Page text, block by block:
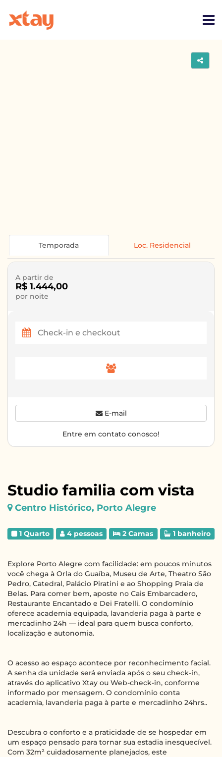
Studio familia com vista
Centro Histórico, Porto Alegre
1 Quarto 4 pessoas 2 Camas 1 banheiro
Explore Porto Alegre com facilidade: em poucos minutos
você chega à Orla do Guaíba, Museu de Arte, Theatro São
Pedro, Catedral, Palácio Piratini e ao Shopping Praia de
Belas. Para comer bem, aposte no Cais Embarcadero,
Restaurante Encantado e Dei Fratelli. O condomínio
oferece academia equipada, lavanderia paga à parte e
mercadinho 24h — ideal para quem busca conforto,
localização e autonomia.
O acesso ao espaço acontece por reconhecimento facial.
A senha da unidade será enviada após o seu check-in,
através do aplicativo Xtay ou Web-check-in, conforme
informado por mensagem. O condomínio conta
academia, lavanderia paga à parte e mercadinho 24hrs..
Descubra o conforto e a praticidade de se hospedar em
um espaço pensado para tornar sua estadia inesquecível.
Com 32m² cuidadosamente planejados, este
Temporada Loc. Residencial
A partir de
R$ 1.444,00
por noite
E-mail
Entre em contato conosco!